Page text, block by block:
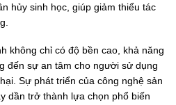
hủy sinh học, giúp giảm thiểu tác
không chỉ có độ bền cao, khả năng
đến sự an tâm cho người sử dụng
Sự phát triển của công nghệ sản
dần trở thành lựa chọn phổ biến